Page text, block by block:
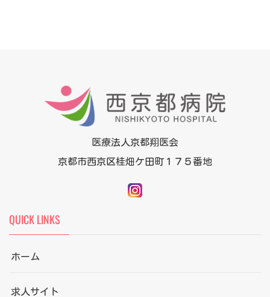
医療法人京都翔医会
京都市西京区桂畑ケ田町１７５番地
QUICK LINKS
ホーム
求人サイト